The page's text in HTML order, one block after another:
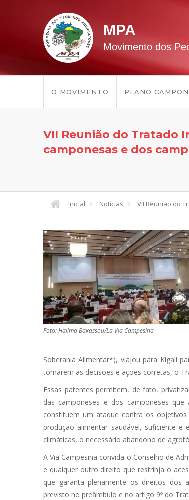
MPA
Movimento dos
O MOVIMENTO PLANO
VII Reunião do Tratado
camponesas e dos
Inicial Notícias VII Reunião do
Foto: Halima Bakassou/La Via Campesina
Soberania Alimentar*), viajou para Kigali
tomarem as decisões e ações corretas, o
Essas patentes permitem, de fato,
das camponeses e dos camponeses
constituem um ataque contra os
produção alimentar saudável, suficiente e
climáticas, o necessário abandono de
A Via Campesina convida o Conselho de
e qualquer outro direito que restrinja o
que garanta plenamente os direitos dos
previsto no preâmbulo e no artigo 9º do